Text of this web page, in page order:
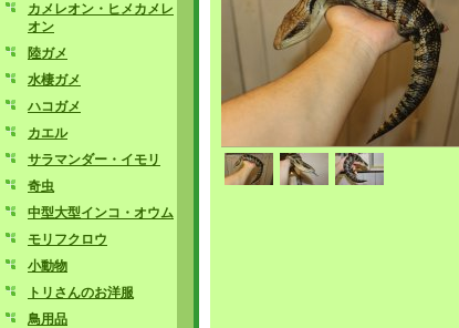
カメレオン・ヒメカメレ
オン
陸ガメ
水棲ガメ
ハコガメ
カエル
サラマンダー・イモリ
奇虫
中型大型インコ・オウム
モリフクロウ
小動物
トリさんのお洋服
鳥用品